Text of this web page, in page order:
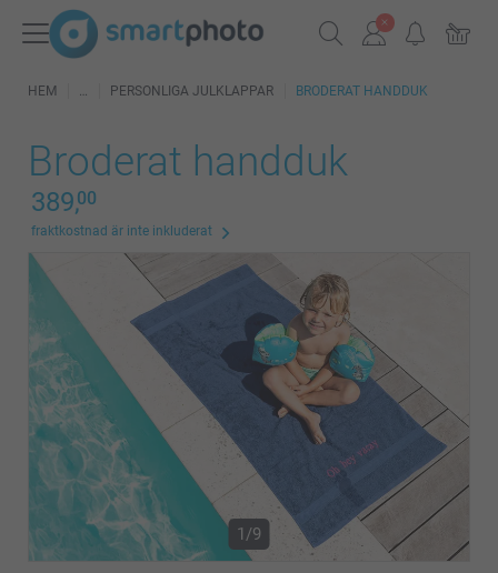
HEM PERSONLIGA JULKLAPPAR BRODERAT HANDDUK
Broderat handduk
389,00
fraktkostnad är inte inkluderat
1/9